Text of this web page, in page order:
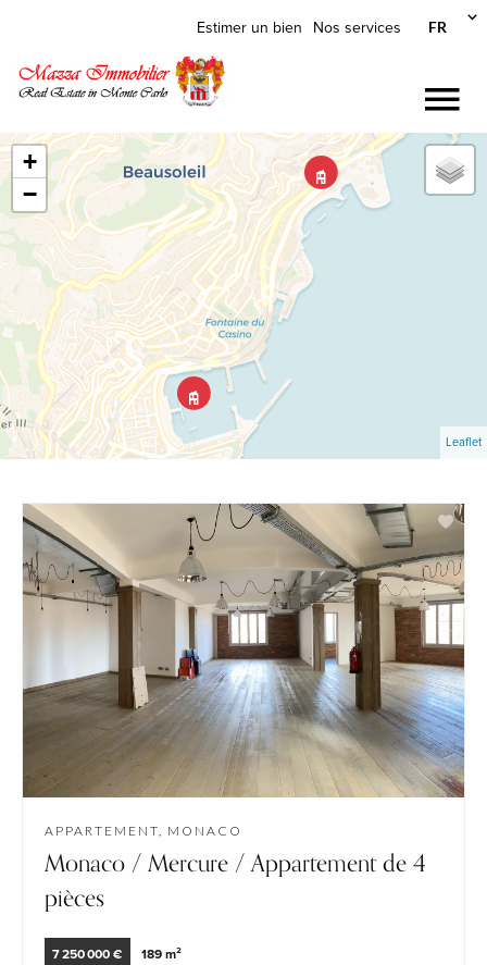
Estimer un bien Nos services FR
+
−
Leaflet
APPARTEMENT, MONACO
Monaco / Mercure / Appartement de 4
pièces
7 250 000 € 189 m²